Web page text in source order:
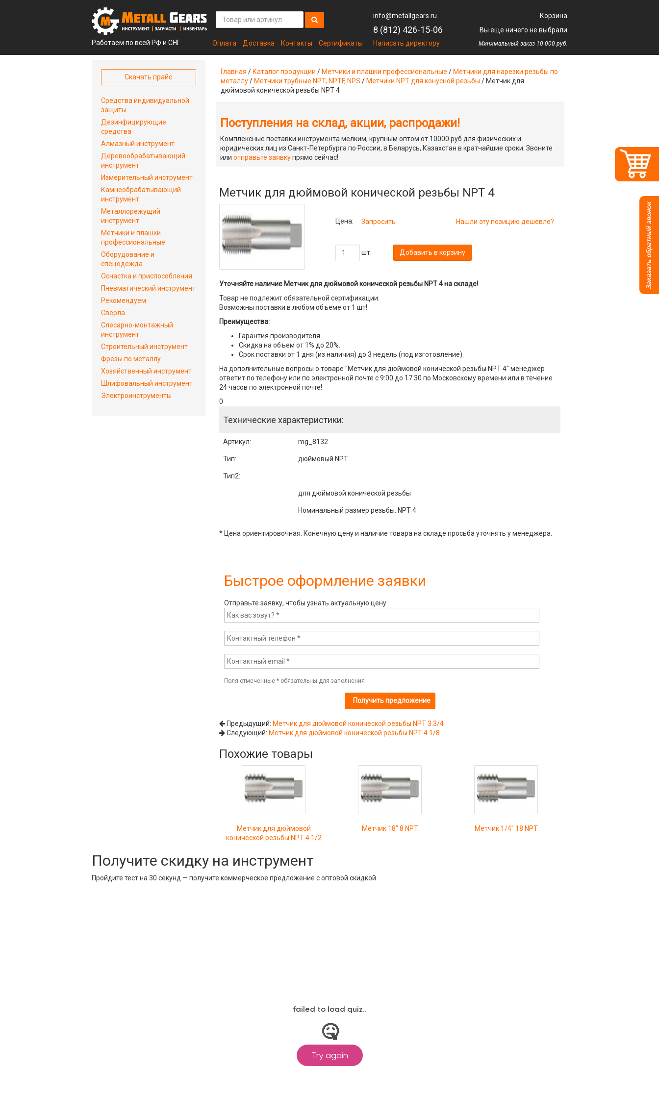
Работаем по всей РФ и СНГ Оплата Доставка Контакты Сертификаты
info@metallgears.ru
8 (812) 426-15-06
Написать директору
Корзина
Вы еще ничего не выбрали
Минимальный заказ 10 000 руб.
Главная / Каталог продукции / Метчики и плашки профессиональные / Метчики для нарезки резьбы по
металлу/ Метчики трубные NPT, NPTF, NPS / Метчики NPT для конусной резьбы / Метчик для
дюймовой конической резьбы NPT 4
Поступления на склад, акции, распродажи!
Комплексные поставки инструмента мелким, крупным оптом от 10000 руб для физических и
юридических лиц из Санкт-Петербурга по России, в Беларусь, Казахстан в кратчайшие сроки. Звоните
или отправьте заявкупрямо сейчас!
Метчик для дюймовой конической резьбы NPT 4
Цена: Запросить Нашли эту позицию дешевле?
шт. Добавить в корзину
Уточняйте наличие Метчик для дюймовой конической резьбы NPT 4 на складе!
Товар не подлежит обязательной сертификации.
Возможны поставки в любом объеме от 1 шт!
Преимущества:
Гарантия производителя.
Скидка на объем от 1% до 20%.
Срок поставки от 1 дня (из наличия) до 3 недель (под изготовление).
На дополнительные вопросы о товаре "Метчик для дюймовой конической резьбы NPT 4" менеджер
ответит по телефону или по электронной почте с 9:00 до 17:30 по Московскому времени или в течение
24 часов по электронной почте!
0
Технические характеристики:
Артикул: mg_8132
Тип: дюймовый NPT
Тип2:
для дюймовой конической резьбы
Номинальный размер резьбы: NPT 4
* Цена ориентировочная. Конечную цену и наличие товара на складе просьба уточнять у менеджера.
Быстрое оформление заявки
Отправьте заявку, чтобы узнать актуальную цену
Поля отмеченные *обязательны для заполнения
Предыдущий: Метчик для дюймовой конической резьбы NPT 3.3/4
Следующий: Метчик для дюймовой конической резьбы NPT 4.1/8
Похожие товары
Метчик для дюймовой
конической резьбы NPT 4.1/2
Метчик 18" 8 NPT Метчик 1/4" 18 NPT
Скачать прайс
Средства индивидуальной
защиты
Дезинфицирующие
средства
Алмазный инструмент
Деревообрабатывающий
инструмент
Измерительный инструмент
Камнеобрабатывающий
инструмент
Металлорежущий
инструмент
Метчики и плашки
профессиональные
Оборудование и
спецодежда
Оснастка и приспособления
Пневматический инструмент
Рекомендуем
Сверла
Слесарно-монтажный
инструмент
Строительный инструмент
Фрезы по металлу
Хозяйственный инструмент
Шлифовальный инструмент
Электроинструменты
Получите скидку на инструмент
Пройдите тест на 30 секунд — получите коммерческое предложение с оптовой скидкой